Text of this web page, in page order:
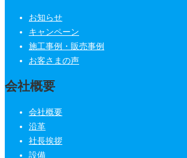
お知らせ
キャンペーン
施工事例・販売事例
お客さまの声
会社概要
会社概要
沿革
社長挨拶
設備